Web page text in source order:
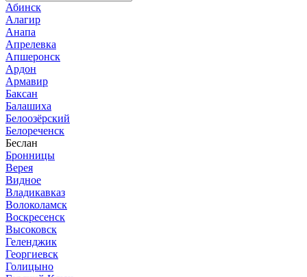
Абинск
Алагир
Анапа
Апрелевка
Апшеронск
Ардон
Армавир
Баксан
Балашиха
Белоозёрский
Белореченск
Беслан
Бронницы
Верея
Видное
Владикавказ
Волоколамск
Воскресенск
Высоковск
Геленджик
Георгиевск
Голицыно